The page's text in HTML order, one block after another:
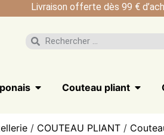
Livraison offerte dès 99 €
Couteau pliant
/ COUTEAU PLIANT /